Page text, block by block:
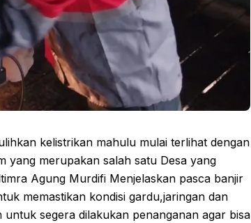
kelistrikan mahulu mulai terlihat dengan
yang merupakan salah satu Desa yang
Agung Murdifi Menjelaskan pasca banjir
memastikan kondisi gardu,jaringan dan
segera dilakukan penanganan agar bisa